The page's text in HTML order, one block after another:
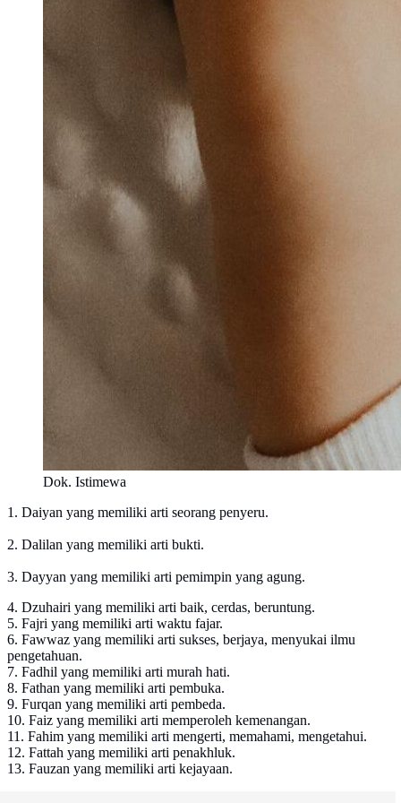
Dok. Istimewa
1. Daiyan yang memiliki arti seorang penyeru.
2. Dalilan yang memiliki arti bukti.
3. Dayyan yang memiliki arti pemimpin yang agung.
4. Dzuhairi yang memiliki arti baik, cerdas, beruntung.
5. Fajri yang memiliki arti waktu fajar.
6. Fawwaz yang memiliki arti sukses, berjaya, menyukai ilmu
pengetahuan.
7. Fadhil yang memiliki arti murah hati.
8. Fathan yang memiliki arti pembuka.
9. Furqan yang memiliki arti pembeda.
10. Faiz yang memiliki arti memperoleh kemenangan.
11. Fahim yang memiliki arti mengerti, memahami, mengetahui.
12. Fattah yang memiliki arti penakhluk.
13. Fauzan yang memiliki arti kejayaan.